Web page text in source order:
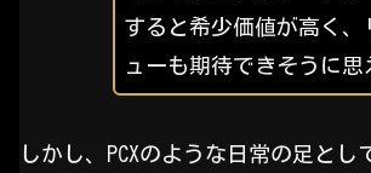
すると希少価値が高く、
ューも期待できそうに思
しかし、PCXのような日常の足とし